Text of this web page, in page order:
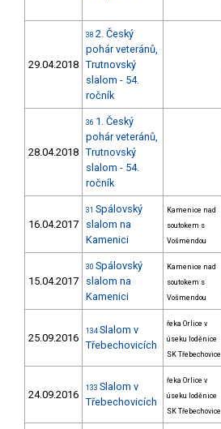
29.04.2018
38 2. Český
pohár veteránů,
Trutnovský
slalom - 54.
ročník
28.04.2018
36 1. Český
pohár veteránů,
Trutnovský
slalom - 54.
ročník
16.04.2017
31 Spálovský
slalom na
Kamenici
Kamenice nad
soutokem s
Vošmendou
15.04.2017
30 Spálovský
slalom na
Kamenici
Kamenice nad
soutokem s
Vošmendou
25.09.2016
134 Slalom v
Třebechovicích
řeka Orlice v
úseku loděnice
SK Třebechovice
24.09.2016
133 Slalom v
Třebechovicích
řeka Orlice v
úseku loděnice
SK Třebechovice